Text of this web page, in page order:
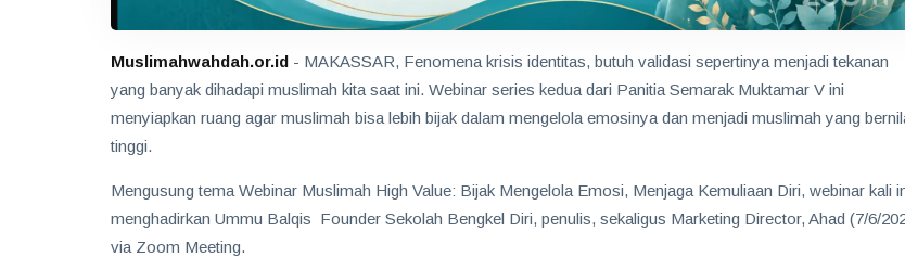
Muslimahwahdah.or.id - MAKASSAR, Fenomena krisis identitas, butuh validasi sepertinya menjadi tekanan
yang banyak dihadapi muslimah kita saat ini. Webinar series kedua dari Panitia Semarak Muktamar V ini
menyiapkan ruang agar muslimah bisa lebih bijak dalam mengelola emosinya dan menjadi muslimah yang
tinggi.
Mengusung tema Webinar Muslimah High Value: Bijak Mengelola Emosi, Menjaga Kemuliaan Diri, webinar kali
menghadirkan Ummu Balqis Founder Sekolah Bengkel Diri, penulis, sekaligus Marketing Director, Ahad (7/6/
via Zoom Meeting.